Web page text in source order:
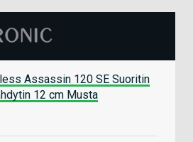
Assassin 120 SE Suoritin
12 cm Musta